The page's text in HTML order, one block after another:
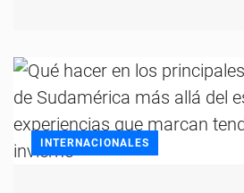
INTERNACIONALES